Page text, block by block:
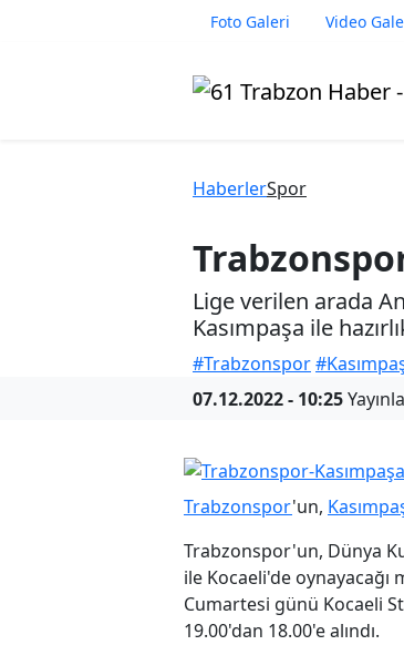
Foto Galeri Video
HaberlerSpor
Lige verilen arada
Kasımpaşa ile
#Trabzonspor
07.12.2022 - 10:25
Trabzonspor'un,
Trabzonspor'un, Dünya
ile Kocaeli'de oynayacağı
Cumartesi günü Kocaeli
19.00'dan 18.00'e alındı.